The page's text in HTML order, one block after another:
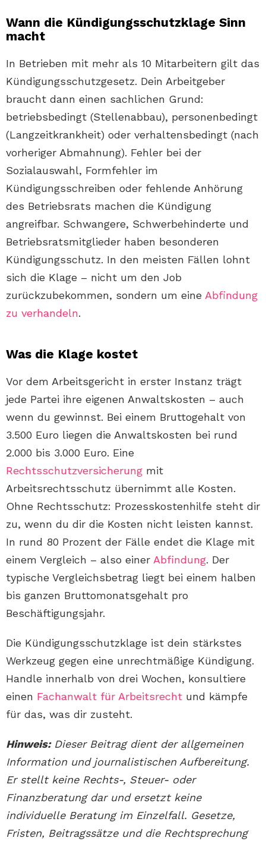
Wann die Kündigungsschutzklage Sinn
macht
In Betrieben mit mehr als 10 Mitarbeitern gilt das
Kündigungsschutzgesetz. Dein Arbeitgeber
braucht dann einen sachlichen Grund:
betriebsbedingt (Stellenabbau), personenbedingt
(Langzeitkrankheit) oder verhaltensbedingt (nach
vorheriger Abmahnung). Fehler bei der
Sozialauswahl, Formfehler im
Kündigungsschreiben oder fehlende Anhörung
des Betriebsrats machen die Kündigung
angreifbar. Schwangere, Schwerbehinderte und
Betriebsratsmitglieder haben besonderen
Kündigungsschutz. In den meisten Fällen lohnt
sich die Klage – nicht um den Job
zurückzubekommen, sondern um eine Abfindung
zu verhandeln.
Was die Klage kostet
Vor dem Arbeitsgericht in erster Instanz trägt
jede Partei ihre eigenen Anwaltskosten – auch
wenn du gewinnst. Bei einem Bruttogehalt von
3.500 Euro liegen die Anwaltskosten bei rund
2.000 bis 3.000 Euro. Eine
Rechtsschutzversicherung mit
Arbeitsrechtsschutz übernimmt alle Kosten.
Ohne Rechtsschutz: Prozesskostenhilfe steht dir
zu, wenn du dir die Kosten nicht leisten kannst.
In rund 80 Prozent der Fälle endet die Klage mit
einem Vergleich – also einer Abfindung. Der
typische Vergleichsbetrag liegt bei einem halben
bis ganzen Bruttomonatsgehalt pro
Beschäftigungsjahr.
Die Kündigungsschutzklage ist dein stärkstes
Werkzeug gegen eine unrechtmäßige Kündigung.
Handle innerhalb von drei Wochen, konsultiere
einen Fachanwalt für Arbeitsrecht und kämpfe
für das, was dir zusteht.
Hinweis:Dieser Beitrag dient der allgemeinen
Information und journalistischen Aufbereitung.
Er stellt keine Rechts-, Steuer- oder
Finanzberatung dar und ersetzt keine
individuelle Beratung im Einzelfall. Gesetze,
Fristen, Beitragssätze und die Rechtsprechung